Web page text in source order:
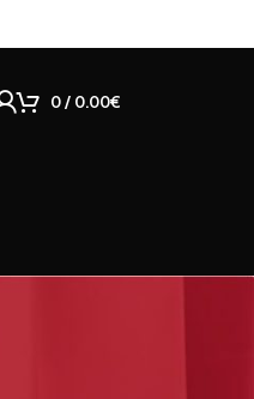
0/ 0.00€